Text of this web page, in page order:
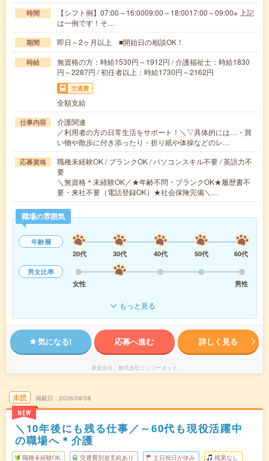
時間
【シフト例】07:00～16:0009:00～18:0017:00～09:00※ 上記
は一例です！そ…
期間 即日～2ヶ月以上 ■開始日の相談OK！
時給
無資格の方：時給1530円～1912円 / 介護福祉士：時給1830
円～2287円 / 初任者以上：時給1730円～2162円
交通費
全額支給
仕事内容
介護関連
／利用者の方の日常生活をサポート！＼▽具体的には…・買
い物や散歩に付き添ったり・折り紙や体操などのレ…
応募資格
職種未経験OK / ブランクOK / パソコンスキル不要 / 英語力不
要
＼無資格＊未経験OK／★年齢不問・ブランクOK★履歴書不
要・来社不要（電話登録OK）★社会保険完備＼…
職場の雰囲気
年齢層
20代
30代 40代 50代
60代
男女比率
女性
男性
もっと見る
気になる! 応募へ進む 詳しく見る
派遣会社 株式会社ニッソーネット
未読
NEW
掲載日 2026/08/08
＼10年後にも残る仕事／～60代も現役活躍中
の職場へ＊介護
職種未経験OK 交通費別途支給あり 土日祝日が休み 残業なし